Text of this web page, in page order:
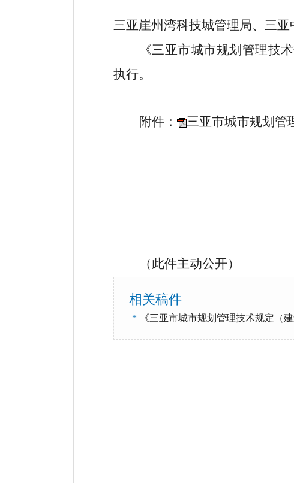
三亚崖州湾科技城管理局、三
《三亚市城市规划管理技
执行。
附件： 三亚市城市规划管
（此件主动公开）
相关稿件
* 《三亚市城市规划管理技术规定（